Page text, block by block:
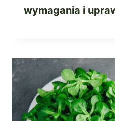
wymagania i